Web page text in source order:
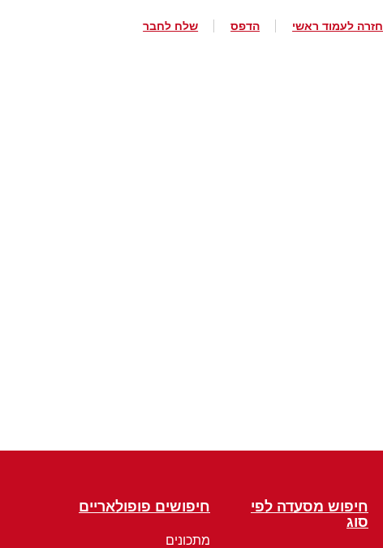
חזרה לעמוד ראשי הדפס שלח לחבר
חיפוש מסעדה לפי
סוג
חיפושים פופולאריים
מתכונים